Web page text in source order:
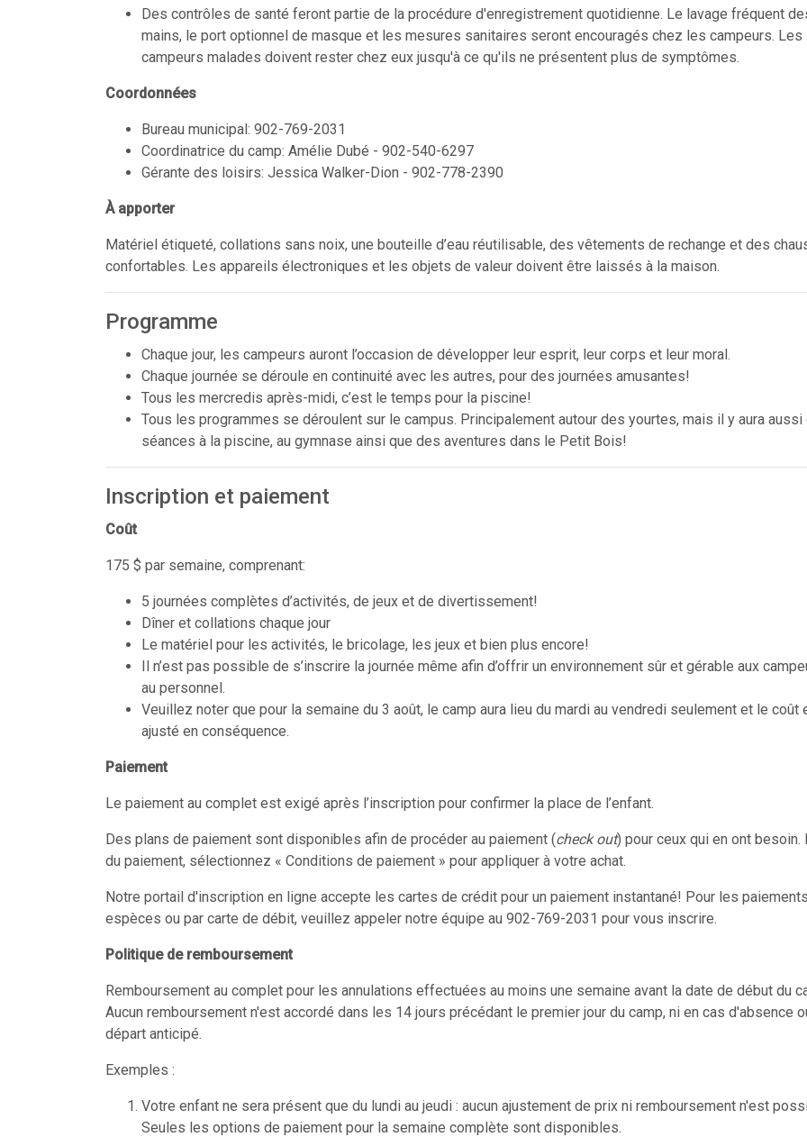
Des contrôles de santé feront partie de la procédure d'enregistrement quotidienne. Le lavage fréquent
mains, le port optionnel de masque et les mesures sanitaires seront encouragés chez les campeurs. Les
campeurs malades doivent rester chez eux jusqu'à ce qu'ils ne présentent plus de symptômes.
Coordonnées
Bureau municipal: 902-769-2031
Coordinatrice du camp: Amélie Dubé - 902-540-6297
Gérante des loisirs: Jessica Walker-Dion - 902-778-2390
À apporter
Matériel étiqueté, collations sans noix, une bouteille d’eau réutilisable, des vêtements de rechange et des
confortables. Les appareils électroniques et les objets de valeur doivent être laissés à la maison.
Programme
Chaque jour, les campeurs auront l’occasion de développer leur esprit, leur corps et leur moral.
Chaque journée se déroule en continuité avec les autres, pour des journées amusantes!
Tous les mercredis après-midi, c’est le temps pour la piscine!
Tous les programmes se déroulent sur le campus. Principalement autour des yourtes, mais il y aura aussi
séances à la piscine, au gymnase ainsi que des aventures dans le Petit Bois!
Inscription et paiement
Coût
175 $ par semaine, comprenant:
5 journées complètes d’activités, de jeux et de divertissement!
Dîner et collations chaque jour
Le matériel pour les activités, le bricolage, les jeux et bien plus encore!
Il n’est pas possible de s’inscrire la journée même afin d’offrir un environnement sûr et gérable aux
au personnel.
Veuillez noter que pour la semaine du 3 août, le camp aura lieu du mardi au vendredi seulement et le coût
ajusté en conséquence.
Paiement
Le paiement au complet est exigé après l’inscription pour confirmer la place de l’enfant.
Des plans de paiement sont disponibles afin de procéder au paiement (check out) pour ceux qui en ont besoin.
du paiement, sélectionnez « Conditions de paiement » pour appliquer à votre achat.
Notre portail d'inscription en ligne accepte les cartes de crédit pour un paiement instantané! Pour les
espèces ou par carte de débit, veuillez appeler notre équipe au 902-769-2031 pour vous inscrire.
Politique de remboursement
Remboursement au complet pour les annulations effectuées au moins une semaine avant la date de début du
Aucun remboursement n'est accordé dans les 14 jours précédant le premier jour du camp, ni en cas d'absence
départ anticipé.
Exemples :
Votre enfant ne sera présent que du lundi au jeudi : aucun ajustement de prix ni remboursement n'est
Seules les options de paiement pour la semaine complète sont disponibles.